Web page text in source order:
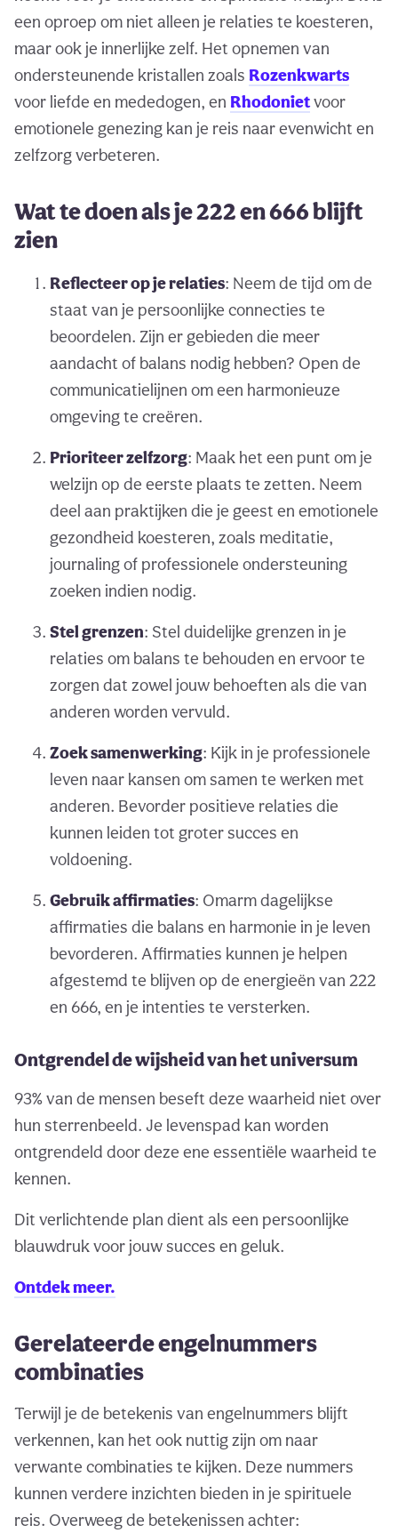
een oproep om niet alleen je relaties te koesteren,
maar ook je innerlijke zelf. Het opnemen van
ondersteunende kristallen zoals Rozenkwarts
voor liefde en mededogen, en Rhodonietvoor
emotionele genezing kan je reis naar evenwicht en
zelfzorg verbeteren.
Wat te doen als je 222 en 666 blijft
zien
Reflecteer op je relaties: Neem de tijd om de
staat van je persoonlijke connecties te
beoordelen. Zijn er gebieden die meer
aandacht of balans nodig hebben? Open de
communicatielijnen om een harmonieuze
omgeving te creëren.
Prioriteer zelfzorg: Maak het een punt om je
welzijn op de eerste plaats te zetten. Neem
deel aan praktijken die je geest en emotionele
gezondheid koesteren, zoals meditatie,
journaling of professionele ondersteuning
zoeken indien nodig.
Stel grenzen: Stel duidelijke grenzen in je
relaties om balans te behouden en ervoor te
zorgen dat zowel jouw behoeften als die van
anderen worden vervuld.
Zoek samenwerking: Kijk in je professionele
leven naar kansen om samen te werken met
anderen. Bevorder positieve relaties die
kunnen leiden tot groter succes en
voldoening.
Gebruik affirmaties: Omarm dagelijkse
affirmaties die balans en harmonie in je leven
bevorderen. Affirmaties kunnen je helpen
afgestemd te blijven op de energieën van 222
en 666, en je intenties te versterken.
Ontgrendel de wijsheid van het universum
93% van de mensen beseft deze waarheid niet over
hun sterrenbeeld. Je levenspad kan worden
ontgrendeld door deze ene essentiële waarheid te
kennen.
Dit verlichtende plan dient als een persoonlijke
blauwdruk voor jouw succes en geluk.
Ontdek meer.
Gerelateerde engelnummers
combinaties
Terwijl je de betekenis van engelnummers blijft
verkennen, kan het ook nuttig zijn om naar
verwante combinaties te kijken. Deze nummers
kunnen verdere inzichten bieden in je spirituele
reis. Overweeg de betekenissen achter: